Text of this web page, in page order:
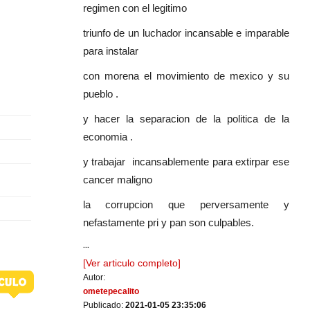
regimen con el legitimo
triunfo de un luchador incansable e imparable
para instalar
con morena el movimiento de mexico y su
pueblo .
y hacer la separacion de la politica de la
economia .
y trabajar incansablemente para extirpar ese
cancer maligno
la corrupcion que perversamente y
nefastamente pri y pan son culpables.
...
[Ver articulo completo]
Autor:
ometepecalito
Publicado: 2021-01-05 23:35:06